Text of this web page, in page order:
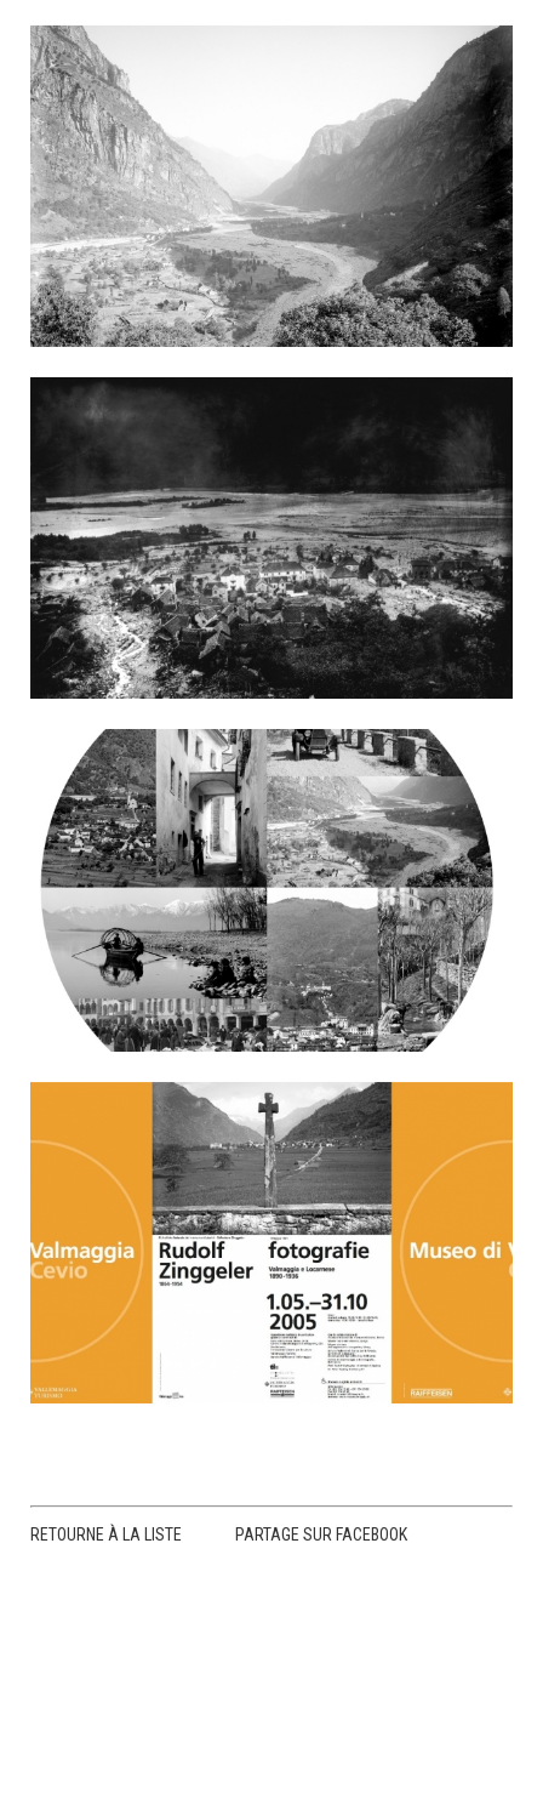
RETOURNE À LA LISTE PARTAGE SUR FACEBOOK